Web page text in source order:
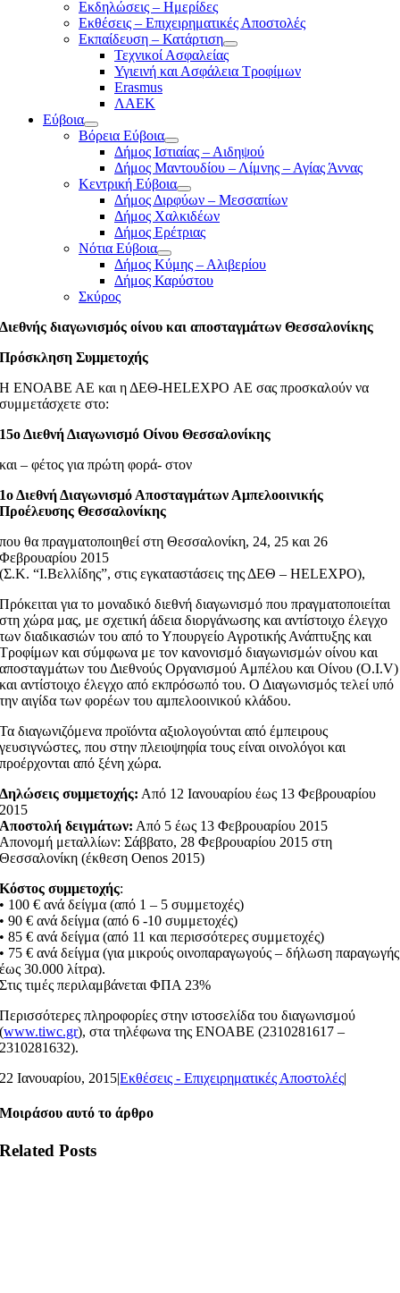
Εκδηλώσεις – Ημερίδες
Εκθέσεις – Επιχειρηματικές Αποστολές
Εκπαίδευση – Κατάρτιση
Τεχνικοί Ασφαλείας
Υγιεινή και Ασφάλεια Τροφίμων
Erasmus
ΛΑΕΚ
Εύβοια
Βόρεια Εύβοια
Δήμος Ιστιαίας – Αιδηψού
Δήμος Μαντουδίου – Λίμνης – Αγίας Άννας
Κεντρική Εύβοια
Δήμος Διρφύων – Μεσσαπίων
Δήμος Χαλκιδέων
Δήμος Ερέτριας
Νότια Εύβοια
Δήμος Κύμης – Αλιβερίου
Δήμος Καρύστου
Σκύρος
Διεθνής διαγωνισμός οίνου και αποσταγμάτων Θεσσαλονίκης
Πρόσκληση Συμμετοχής
Η ΕΝΟΑΒΕ ΑΕ και η ΔΕΘ-HELEXPO ΑΕ σας προσκαλούν να
συμμετάσχετε στο:
15ο Διεθνή Διαγωνισμό Οίνου Θεσσαλονίκης
και – φέτος για πρώτη φορά- στον
1ο Διεθνή Διαγωνισμό Αποσταγμάτων Αμπελοοινικής
Προέλευσης Θεσσαλονίκης
που θα πραγματοποιηθεί στη Θεσσαλονίκη, 24, 25 και 26
Φεβρουαρίου 2015
(Σ.Κ. “Ι.Βελλίδης”, στις εγκαταστάσεις της ΔΕΘ – HELEXPO),
Πρόκειται για το μοναδικό διεθνή διαγωνισμό που πραγματοποιείται
στη χώρα μας, με σχετική άδεια διοργάνωσης και αντίστοιχο έλεγχο
των διαδικασιών του από το Υπουργείο Αγροτικής Ανάπτυξης και
Τροφίμων και σύμφωνα με τον κανονισμό διαγωνισμών οίνου και
αποσταγμάτων του Διεθνούς Οργανισμού Αμπέλου και Οίνου (O.I.V)
και αντίστοιχο έλεγχο από εκπρόσωπό του. Ο Διαγωνισμός τελεί υπό
την αιγίδα των φορέων του αμπελοοινικού κλάδου.
Τα διαγωνιζόμενα προϊόντα αξιολογούνται από έμπειρους
γευσιγνώστες, που στην πλειοψηφία τους είναι οινολόγοι και
προέρχονται από ξένη χώρα.
Δηλώσεις συμμετοχής: Από 12 Ιανουαρίου έως 13 Φεβρουαρίου
2015
Αποστολή δειγμάτων: Από 5 έως 13 Φεβρουαρίου 2015
Απονομή μεταλλίων: Σάββατο, 28 Φεβρουαρίου 2015 στη
Θεσσαλονίκη (έκθεση Oenos 2015)
Κόστος συμμετοχής:
• 100 € ανά δείγμα (από 1 – 5 συμμετοχές)
• 90 € ανά δείγμα (από 6 -10 συμμετοχές)
• 85 € ανά δείγμα (από 11 και περισσότερες συμμετοχές)
• 75 € ανά δείγμα (για μικρούς οινοπαραγωγούς – δήλωση παραγωγής
έως 30.000 λίτρα).
Στις τιμές περιλαμβάνεται ΦΠΑ 23%
Περισσότερες πληροφορίες στην ιστοσελίδα του διαγωνισμού
(www.tiwc.gr), στα τηλέφωνα της ΕΝΟΑΒΕ (2310281617 –
2310281632).
22 Ιανουαρίου, 2015|Εκθέσεις - Επιχειρηματικές Αποστολές|
Μοιράσου αυτό το άρθρο
Related Posts